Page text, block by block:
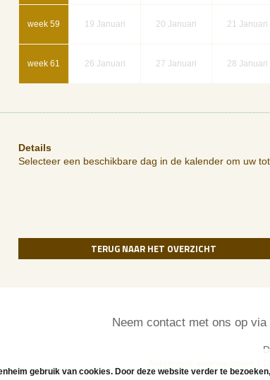
week 59 19 Januari 20 Januari 21 Januari
week 61 26 Januari 27 Januari 28 Januari
Details
Selecteer een beschikbare dag in de kalender om uw
TERUGNAAR HET OVERZICHT
Neem contact met ons op via
gebruik van cookies. Door deze website verder te